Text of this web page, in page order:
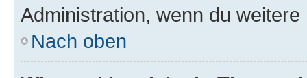
Administration, wenn du
Nach oben